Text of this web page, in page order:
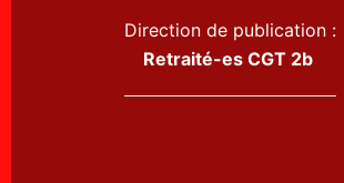
Direction de publication :
Retraité-es CGT 2b